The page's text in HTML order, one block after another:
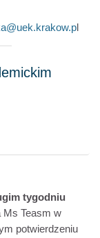
l
tygodniu
Ms Teasm w
potwierdzeniu